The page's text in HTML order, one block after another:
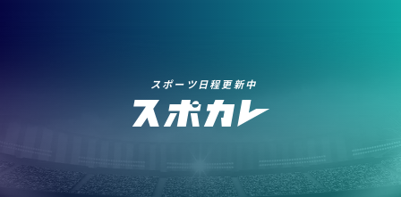
スポーツ日程更新中